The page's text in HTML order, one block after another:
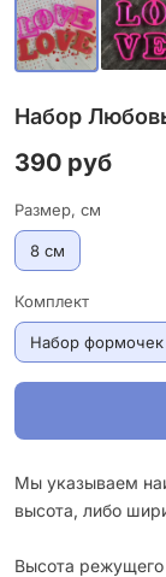
Набор
390 руб
Размер, см
8 см
Комплект
Набор формочек
Мы указываем
высота, либо
Высота